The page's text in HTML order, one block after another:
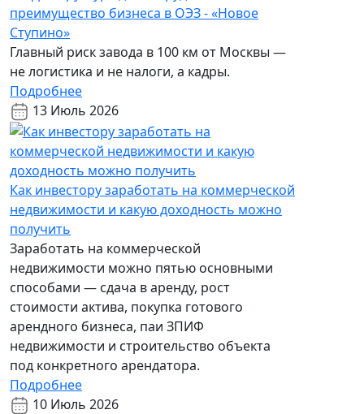
преимущество бизнеса в ОЭЗ - «Новое
Ступино»
Главный риск завода в 100 км от Москвы —
не логистика и не налоги, а кадры.
Подробнее
13 Июль 2026
Как инвестору заработать на коммерческой
недвижимости и какую доходность можно
получить
Заработать на коммерческой
недвижимости можно пятью основными
способами — сдача в аренду, рост
стоимости актива, покупка готового
арендного бизнеса, паи ЗПИФ
недвижимости и строительство объекта
под конкретного арендатора.
Подробнее
10 Июль 2026